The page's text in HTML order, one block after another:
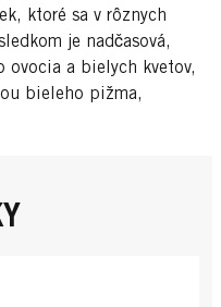
ktoré sa v rôznych
je nadčasová,
ovocia a bielych kvetov,
bieleho pižma,